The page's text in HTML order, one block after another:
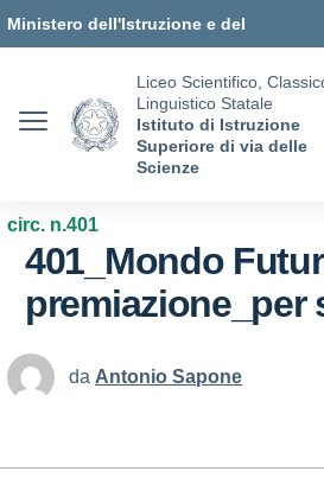
Ministero dell'Istruzione e del
Liceo Scientifico,
Linguistico Statale
Istituto di Istruzione
Superiore di via delle
Scienze
circ. n.401
401_Mondo
premiazione_per
da Antonio Sapone